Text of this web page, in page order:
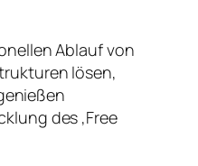
Ablauf von
lösen,
des ‚Free